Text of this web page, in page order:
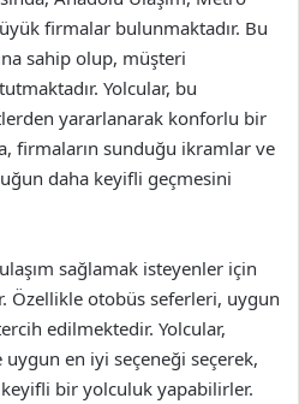
firmalar bulunmaktadır. Bu
sahip olup, müşteri
Yolcular, bu
yararlanarak konforlu bir
firmaların sunduğu ikramlar ve
daha keyifli geçmesini
sağlamak isteyenler için
Özellikle otobüs seferleri, uygun
edilmektedir. Yolcular,
en iyi seçeneği seçerek,
bir yolculuk yapabilirler.